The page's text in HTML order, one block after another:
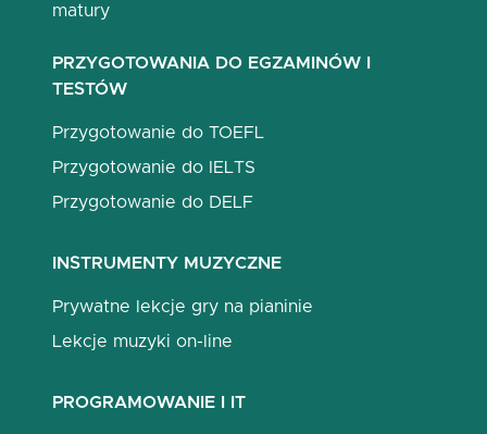
matury
PRZYGOTOWANIA DO EGZAMINÓW I
TESTÓW
Przygotowanie do TOEFL
Przygotowanie do IELTS
Przygotowanie do DELF
INSTRUMENTY MUZYCZNE
Prywatne lekcje gry na pianinie
Lekcje muzyki on-line
PROGRAMOWANIE I IT